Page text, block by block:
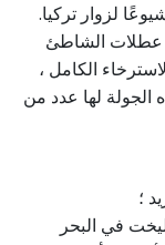
لزوار تركيا.
عطلات الشاطئ
الكامل ،
الجولة لها عدد من
؛
في البحر